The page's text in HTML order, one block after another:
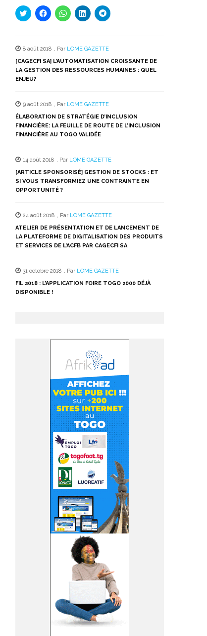
Cliquez
pour
une
nouvelle
fenêtre)
Cliquez
pour
une
nouvelle
fenêtre)
Cliquez
pour
une
nouvelle
fenêtre)
Cliquez
pour
une
nouvelle
fenêtre)
Cliquez
pour
une
nouvelle
fenêtre)
8 août 2018 , Par LOME GAZETTE
[CAGECFI SA] L’AUTOMATISATION CROISSANTE DE
LA GESTION DES RESSOURCES HUMAINES : QUEL
ENJEU?
9 août 2018 , Par LOME GAZETTE
ÉLABORATION DE STRATÉGIE D’INCLUSION
FINANCIÈRE: LA FEUILLE DE ROUTE DE L’INCLUSION
FINANCIÈRE AU TOGO VALIDÉE
14 août 2018 , Par LOME GAZETTE
[ARTICLE SPONSORISÉ] GESTION DE STOCKS : ET
SI VOUS TRANSFORMIEZ UNE CONTRAINTE EN
OPPORTUNITÉ ?
24 août 2018 , Par LOME GAZETTE
ATELIER DE PRÉSENTATION ET DE LANCEMENT DE
LA PLATEFORME DE DIGITALISATION DES PRODUITS
ET SERVICES DE L’ACFB PAR CAGECFI SA
31 octobre 2018 , Par LOME GAZETTE
FIL 2018 : L’APPLICATION FOIRE TOGO 2000 DÉJÀ
DISPONIBLE !